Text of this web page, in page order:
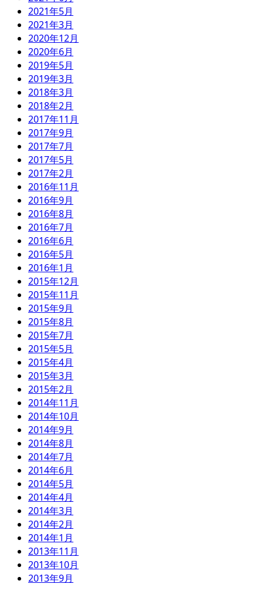
2021年5月
2021年3月
2020年12月
2020年6月
2019年5月
2019年3月
2018年3月
2018年2月
2017年11月
2017年9月
2017年7月
2017年5月
2017年2月
2016年11月
2016年9月
2016年8月
2016年7月
2016年6月
2016年5月
2016年1月
2015年12月
2015年11月
2015年9月
2015年8月
2015年7月
2015年5月
2015年4月
2015年3月
2015年2月
2014年11月
2014年10月
2014年9月
2014年8月
2014年7月
2014年6月
2014年5月
2014年4月
2014年3月
2014年2月
2014年1月
2013年11月
2013年10月
2013年9月